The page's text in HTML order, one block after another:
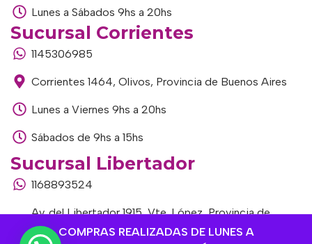
COMPRAS REALIZADAS DE LUNES A
Lunes a Sábados 9hs a 20hs
Sucursal Corrientes
1145306985
Corrientes 1464, Olivos, Provincia de Buenos Aires
Lunes a Viernes 9hs a 20hs
Sábados de 9hs a 15hs
Sucursal Libertador
1168893524
Av. del Libertador 1915, Vte. López, Provincia de
Buenos Aires